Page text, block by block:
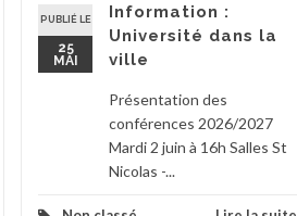
PUBLIÉ LE
25
MAI
Information :
Université dans la
ville
Présentation des
conférences 2026/2027
Mardi 2 juin à 16h Salles St
Nicolas -...